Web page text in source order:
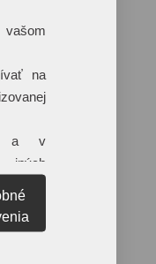
na
a v
iných